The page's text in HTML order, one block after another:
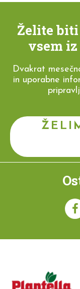
Želite biti
vsem
Dvakrat
in uporabne